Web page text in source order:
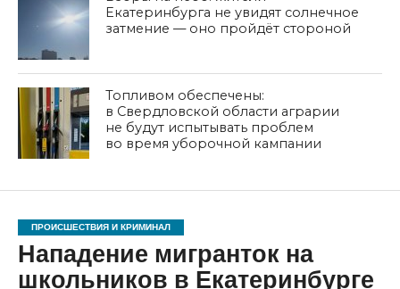
Екатеринбурга не увидят солнечное
затмение — оно пройдёт стороной
Топливом обеспечены:
в Свердловской области аграрии
не будут испытывать проблем
во время уборочной кампании
ПРОИСШЕСТВИЯ И КРИМИНАЛ
Нападение мигранток на
школьников в Екатеринбурге